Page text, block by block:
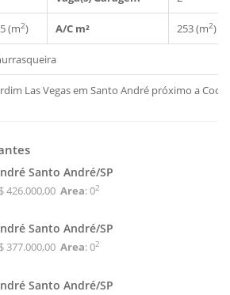
(m2) A/C m² 253 (m2)
Las Vegas em Santo André próximo a Coop
Santo André/SP
426.000,00 Area: 02
Santo André/SP
377.000,00 Area: 02
Santo André/SP